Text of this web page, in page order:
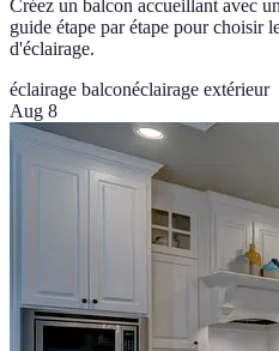
Créez un balcon accueillant avec
guide étape par étape pour choisir
d'éclairage.
éclairage balconéclairage extérieur
Aug 8